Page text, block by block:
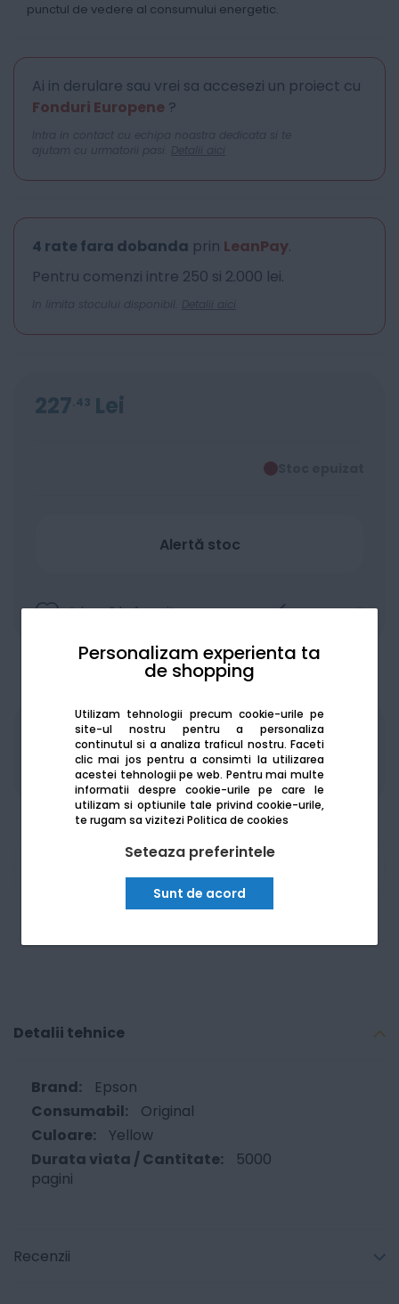
Personalizam experienta ta
de shopping
Utilizam tehnologii precum cookie-urile pe
site-ul nostru pentru a personaliza
continutul si a analiza traficul nostru. Faceti
clic mai jos pentru a consimti la utilizarea
acestei tehnologii pe web. Pentru mai multe
informatii despre cookie-urile pe care le
utilizam si optiunile tale privind cookie-urile,
te rugam sa viziteziPolitica de cookies
Seteaza preferintele
Sunt de acord
punctul de vedere al consumului energetic.
Ai in derulare sau vrei sa accesezi un proiect cu
Fonduri Europene ?
Intra in contact cu echipa noastra dedicata si te
ajutam cu urmatorii pasi. Detalii aici
4 rate fara dobanda prin LeanPay.
Pentru comenzi intre 250 si 2.000 lei.
In limita stocului disponibil. Detalii aici
227 43 Lei
Alertă stoc
Adaugă la favorite Compară
Produsele sunt disponibile pe platforma de
achizitii publice SEAP/SICAP
Detalii tehnice
Epson
Original
Yellow
5000
pagini
Recenzii